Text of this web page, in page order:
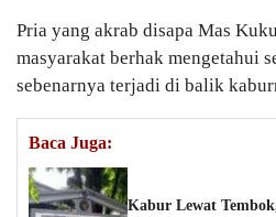
Pria yang akrab disapa Mas
masyarakat berhak mengetahui
sebenarnya terjadi di balik
Baca Juga:
Kabur Lewat